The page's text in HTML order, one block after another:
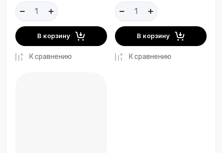
В корзину
К сравнению
В корзину
К сравнению